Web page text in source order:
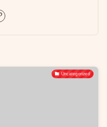
Uncategorized